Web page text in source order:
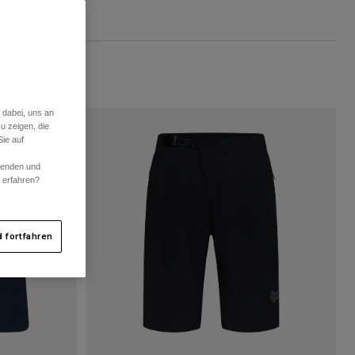
uns an
zeigen, die
auf
und
erfahren?
fortfahren